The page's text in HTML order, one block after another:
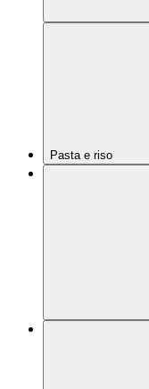
Pasta e riso